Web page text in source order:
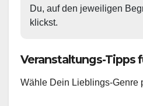
Du, auf den jeweiligen
klickst.
Veranstaltungs-Tipps
Wähle Dein Lieblings-Genre